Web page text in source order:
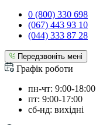
0 (800) 330 698
(067) 443 93 10
(044) 333 87 28
Передзвоніть мені
Графік роботи
пн-чт: 9:00-18:00
пт: 9:00-17:00
сб-нд: вихідні